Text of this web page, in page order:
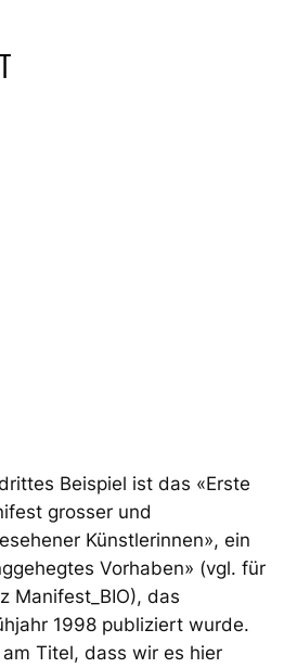
Beispiel ist das «Erste
grosser und
Künstlerinnen», ein
Vorhaben» (vgl. für
Manifest_BIO), das
1998 publiziert wurde.
Titel, dass wir es hier